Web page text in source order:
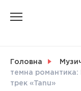
СВІТ
Головна
темна романтика:
трек «Tanu»